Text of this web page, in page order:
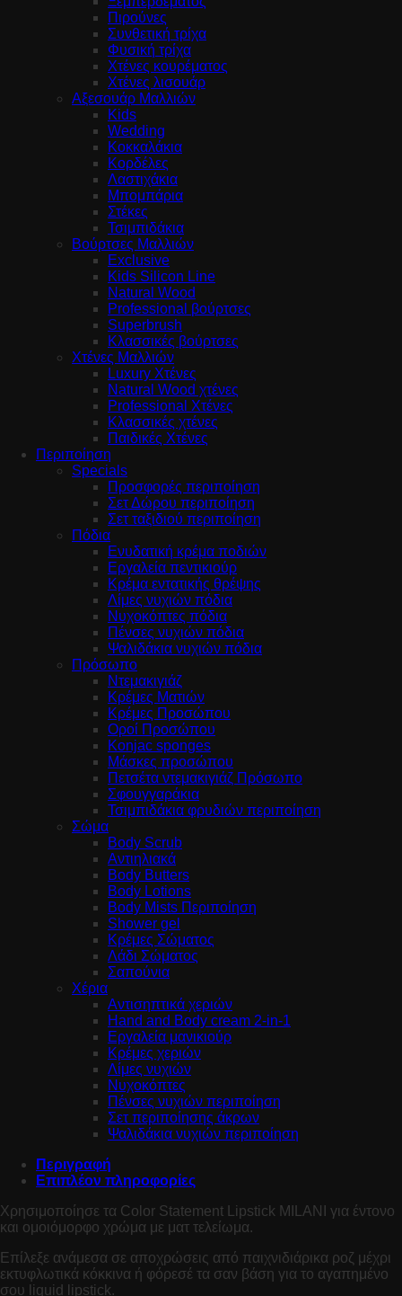
Πιρούνες
Συνθετική τρίχα
Φυσική τρίχα
Χτένες κουρέματος
Χτένες λισουάρ
Αξεσουάρ Μαλλιών
Kids
Wedding
Κοκκαλάκια
Κορδέλες
Λαστιχάκια
Μπομπάρια
Στέκες
Τσιμπιδάκια
Βούρτσες Μαλλιών
Exclusive
Kids Silicon Line
Natural Wood
Professional βούρτσες
Superbrush
Κλασσικές βούρτσες
Χτένες Μαλλιών
Luxury Χτένες
Natural Wood χτένες
Professional Χτένες
Κλασσικές χτένες
Παιδικές Χτένες
Περιποίηση
Specials
Προσφορές περιποίηση
Σετ Δώρου περιποίηση
Σετ ταξιδιού περιποίηση
Πόδια
Ενυδατική κρέμα ποδιών
Εργαλεία πεντικιούρ
Κρέμα εντατικής θρέψης
Λίμες νυχιών πόδια
Νυχοκόπτες πόδια
Πένσες νυχιών πόδια
Ψαλιδάκια νυχιών πόδια
Πρόσωπο
Ντεμακιγιάζ
Κρέμες Ματιών
Κρέμες Προσώπου
Οροί Προσώπου
Konjac sponges
Μάσκες προσώπου
Πετσέτα ντεμακιγιάζ Πρόσωπο
Σφουγγαράκια
Τσιμπιδάκια φρυδιών περιποίηση
Σώμα
Body Scrub
Αντιηλιακά
Body Butters
Body Lotions
Body Mists Περιποίηση
Shower gel
Κρέμες Σώματος
Λάδι Σώματος
Σαπούνια
Χέρια
Αντισηπτικά χεριών
Hand and Body cream 2-in-1
Εργαλεία μανικιούρ
Κρέμες χεριών
Λίμες νυχιών
Νυχοκόπτες
Πένσες νυχιών περιποίηση
Σετ περιποίησης άκρων
Ψαλιδάκια νυχιών περιποίηση
Περιγραφή
Επιπλέον πληροφορίες
Χρησιμοποίησε τα Color Statement Lipstick MILANI για έντονο
και ομοιόμορφο χρώμα με ματ τελείωμα.
Επίλεξε ανάμεσα σε αποχρώσεις από παιχνιδιάρικα ροζ μέχρι
εκτυφλωτικά κόκκινα ή φόρεσέ τα σαν βάση για το αγαπημένο
σου liquid lipstick.